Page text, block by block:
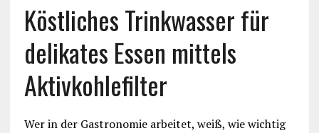
Köstliches Trinkwasser für
delikates Essen mittels
Aktivkohlefilter
Wer in der Gastronomie arbeitet, weiß, wie wichtig